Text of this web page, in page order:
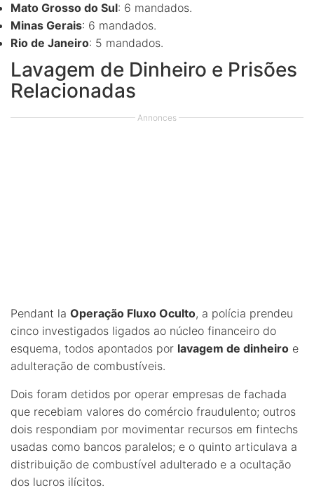
Mato Grosso do Sul: 6 mandados.
Minas Gerais: 6 mandados.
Rio de Janeiro: 5 mandados.
Lavagem de Dinheiro e Prisões
Relacionadas
Annonces
Pendant la Operação Fluxo Oculto, a polícia prendeu
cinco investigados ligados ao núcleo financeiro do
esquema, todos apontados por lavagem de dinheiro e
adulteração de combustíveis.
Dois foram detidos por operar empresas de fachada
que recebiam valores do comércio fraudulento; outros
dois respondiam por movimentar recursos em fintechs
usadas como bancos paralelos; e o quinto articulava a
distribuição de combustível adulterado e a ocultação
dos lucros ilícitos.